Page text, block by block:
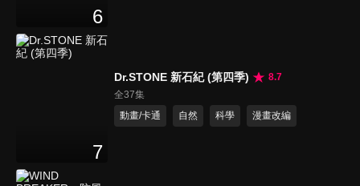
6
7
Dr.STONE 新石紀 (第四季)
8.7
全37集
動畫/卡通
自然 科學 漫畫改編